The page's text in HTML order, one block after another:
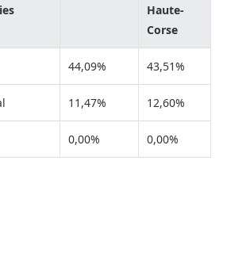
Haute-
Corse
44,09% 43,51%
11,47% 12,60%
0,00% 0,00%